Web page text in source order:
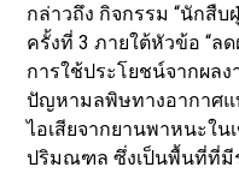
กล่าวถึง กิจกรรม “นักสืบ
ครั้งที่ 3 ภายใต้หัวข้อ “ล
การใช้ประโยชน์จากผล
ปัญหามลพิษทางอากาศแ
ไอเสียจากยานพาหนะใน
ปริมณฑล ซึ่งเป็นพื้นที่ที่มี